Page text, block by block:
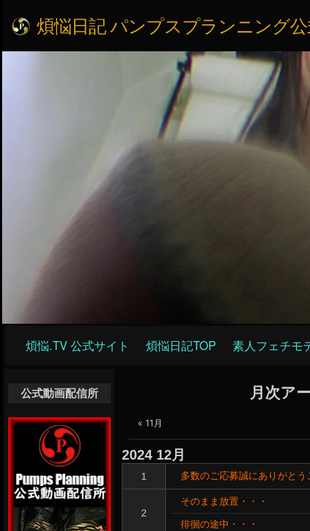
煩悩日記 パンプスプランニング
ゲ
ョ
ン
煩悩.TV 公式サイト 煩悩日記TOP 素人フェチモ
月次ア
« 11月
2024 12月
1 多数のご応募誠にありがと
2
そのまま放置・・・
徘徊の途中・・・
公式動画配信所